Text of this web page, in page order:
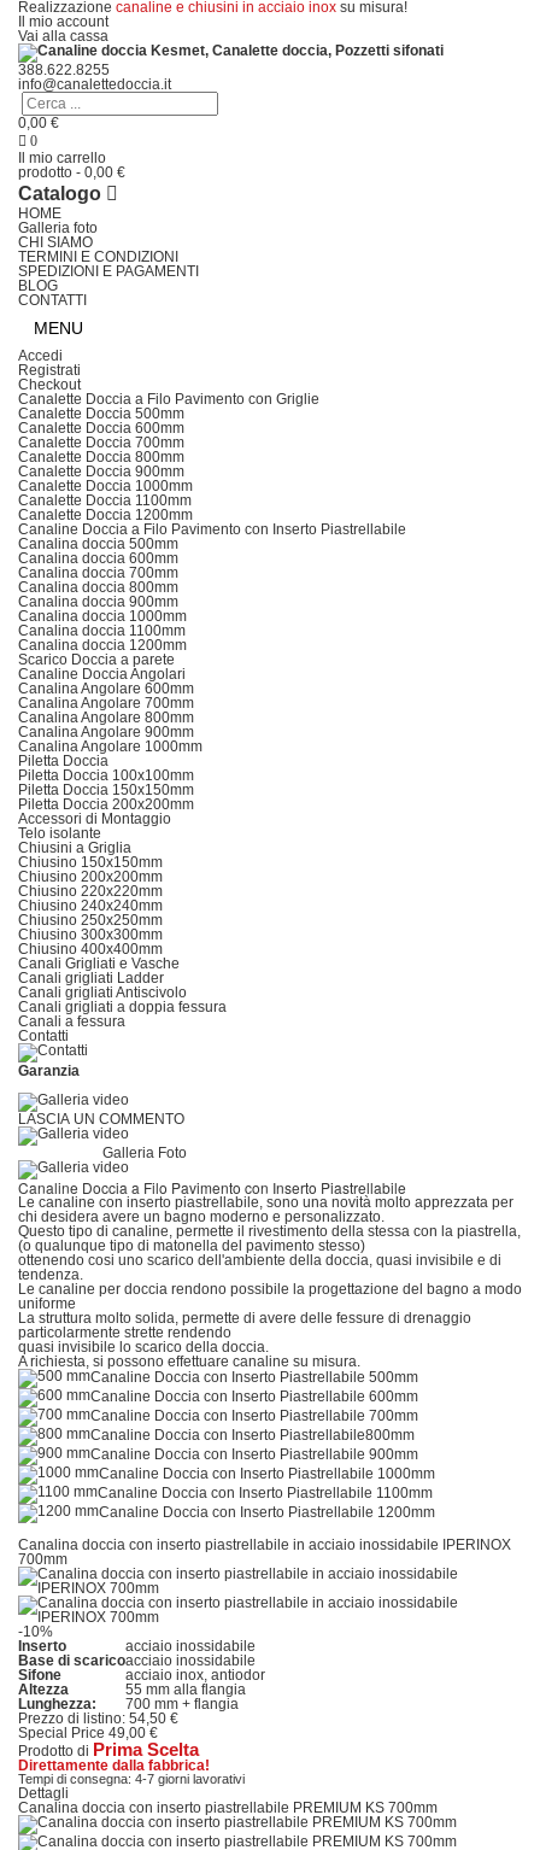
Realizzazione canaline e chiusini in acciaio inox su misura!
Il mio account
Vai alla cassa
388.622.8255
info@canalettedoccia.it
0,00 €
0
Il mio carrello
prodotto - 0,00 €
Catalogo
HOME
Galleria foto
CHI SIAMO
TERMINI E CONDIZIONI
SPEDIZIONI E PAGAMENTI
BLOG
CONTATTI
MENU
Accedi
Registrati
Checkout
Canalette Doccia a Filo Pavimento con Griglie
Canalette Doccia 500mm
Canalette Doccia 600mm
Canalette Doccia 700mm
Canalette Doccia 800mm
Canalette Doccia 900mm
Canalette Doccia 1000mm
Canalette Doccia 1100mm
Canalette Doccia 1200mm
Canaline Doccia a Filo Pavimento con Inserto Piastrellabile
Canalina doccia 500mm
Canalina doccia 600mm
Canalina doccia 700mm
Canalina doccia 800mm
Canalina doccia 900mm
Canalina doccia 1000mm
Canalina doccia 1100mm
Canalina doccia 1200mm
Scarico Doccia a parete
Canaline Doccia Angolari
Canalina Angolare 600mm
Canalina Angolare 700mm
Canalina Angolare 800mm
Canalina Angolare 900mm
Canalina Angolare 1000mm
Piletta Doccia
Piletta Doccia 100x100mm
Piletta Doccia 150x150mm
Piletta Doccia 200x200mm
Accessori di Montaggio
Telo isolante
Chiusini a Griglia
Chiusino 150x150mm
Chiusino 200x200mm
Chiusino 220x220mm
Chiusino 240x240mm
Chiusino 250x250mm
Chiusino 300x300mm
Chiusino 400x400mm
Canali Grigliati e Vasche
Canali grigliati Ladder
Canali grigliati Antiscivolo
Canali grigliati a doppia fessura
Canali a fessura
Contatti
Garanzia
LASCIA UN COMMENTO
Galleria Foto
Canaline Doccia a Filo Pavimento con Inserto Piastrellabile
Le canaline con inserto piastrellabile, sono una novità molto apprezzata per
chi desidera avere un bagno moderno e personalizzato.
Questo tipo di canaline, permette il rivestimento della stessa con la piastrella,
(o qualunque tipo di matonella del pavimento stesso)
ottenendo cosi uno scarico dell'ambiente della doccia, quasi invisibile e di
tendenza.
Le canaline per doccia rendono possibile la progettazione del bagno a modo
uniforme
La struttura molto solida, permette di avere delle fessure di drenaggio
particolarmente strette rendendo
quasi invisibile lo scarico della doccia.
A richiesta, si possono effettuare canaline su misura.
Canaline Doccia con Inserto Piastrellabile 500mm
Canaline Doccia con Inserto Piastrellabile 600mm
Canaline Doccia con Inserto Piastrellabile 700mm
Canaline Doccia con Inserto Piastrellabile800mm
Canaline Doccia con Inserto Piastrellabile 900mm
Canaline Doccia con Inserto Piastrellabile 1000mm
Canaline Doccia con Inserto Piastrellabile 1100mm
Canaline Doccia con Inserto Piastrellabile 1200mm
Canalina doccia con inserto piastrellabile in acciaio inossidabile IPERINOX
700mm
-10%
Inserto
acciaio inossidabile
Base di scaricoacciaio inossidabile
Sifone
acciaio inox, antiodor
Altezza
55 mm alla flangia
Lunghezza:
700 mm + flangia
Prezzo di listino: 54,50 €
Special Price 49,00 €
Prodotto di Prima Scelta
Direttamente dalla fabbrica!
Tempi di consegna: 4-7 giorni lavorativi
Dettagli
Canalina doccia con inserto piastrellabile PREMIUM KS 700mm